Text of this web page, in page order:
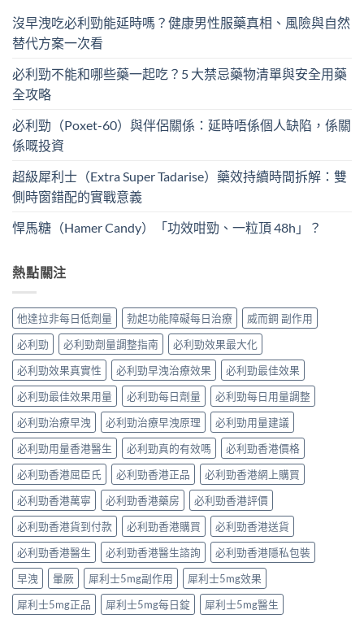
沒早洩吃必利勁能延時嗎？健康男性服藥真相、風險與自然
替代方案一次看
必利勁不能和哪些藥一起吃？5 大禁忌藥物清單與安全用藥
全攻略
必利勁（Poxet-60）與伴侶關係：延時唔係個人缺陷，係關
係嘅投資
超級犀利士（Extra Super Tadarise）藥效持續時間拆解：雙
側時窗錯配的實戰意義
悍馬糖（Hamer Candy）「功效咁勁、一粒頂 48h」？
熱點關注
他達拉非每日低劑量 勃起功能障礙每日治療
威而鋼 副作用
必利勁
必利勁劑量調整指南
必利勁效果最大化
必利勁效果真實性
必利勁早洩治療效果
必利勁最佳效果
必利勁最佳效果用量
必利勁每日劑量
必利勁每日用量調整
必利勁治療早洩
必利勁治療早洩原理
必利勁用量建議
必利勁用量香港醫生
必利勁真的有效嗎
必利勁香港價格
必利勁香港屈臣氏
必利勁香港正品
必利勁香港網上購買
必利勁香港萬寧
必利勁香港藥房
必利勁香港評價
必利勁香港貨到付款
必利勁香港購買
必利勁香港送貨
必利勁香港醫生
必利勁香港醫生諮詢
必利勁香港隱私包裝
早洩
暈厥 犀利士5mg副作用
犀利士5mg效果
犀利士5mg正品
犀利士5mg每日錠 犀利士5mg醫生